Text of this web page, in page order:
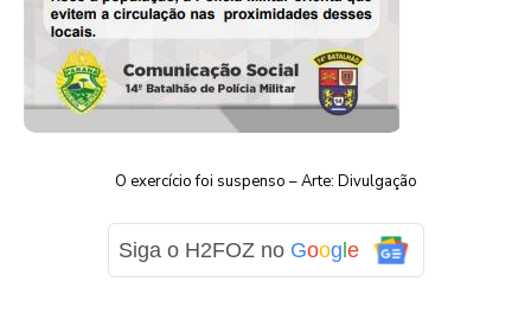
O exercício foi suspenso – Arte: Divulgação
Siga o H2FOZ no Google